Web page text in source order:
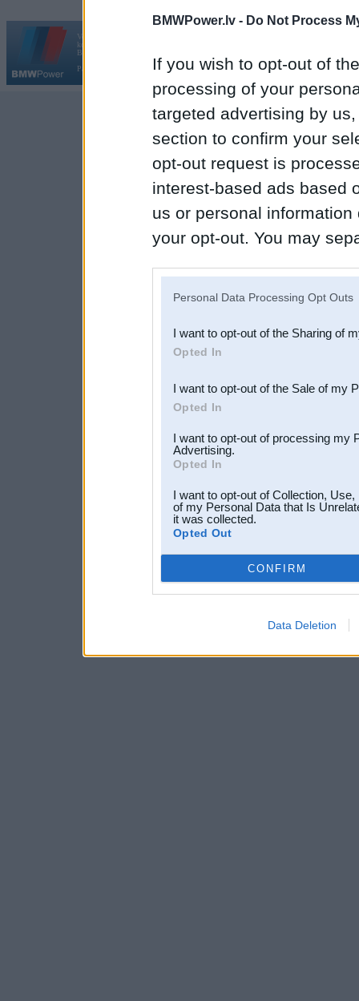
BMWPower.lv - Do Not Process
If you wish to opt-out of
processing of your
targeted advertising by
section to confirm your
opt-out request is
interest-based ads based
us or personal
your opt-out. You may
Downstream Participants
third parties.
Personal Data Processing Opt Outs
I want to opt-out of the Sharing of
Opted In
I want to opt-out of the Sale of my
Opted In
I want to opt-out of processing my
Advertising.
Opted In
I want to opt-out of Collection,
of my Personal Data that Is
it was collected.
Opted Out
CONFIRM
Data Deletion
Vortāls BMWPower.lv darbojas
kopš 2002. gada 14. maija. Tas nav auto klubs un nav saistīts ar
BMW AG.
Par BMWPower
Kontakti |Reklāma